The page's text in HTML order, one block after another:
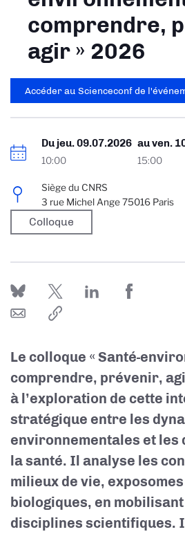
comprendre,
agir » 2026
Accéder au Scienceconf de
Du jeu. 09.07.2026
10:00
auven.
15:00
Siège du CNRS
3 rue Michel Ange 75016 Paris
Colloque
Le colloque « Santé-
comprendre, prévenir,
à l’exploration de cette
stratégique entre les
environnementales et les
la santé. Il analyse les
milieux de vie,
biologiques, en mobilisant
disciplines scientifiques.